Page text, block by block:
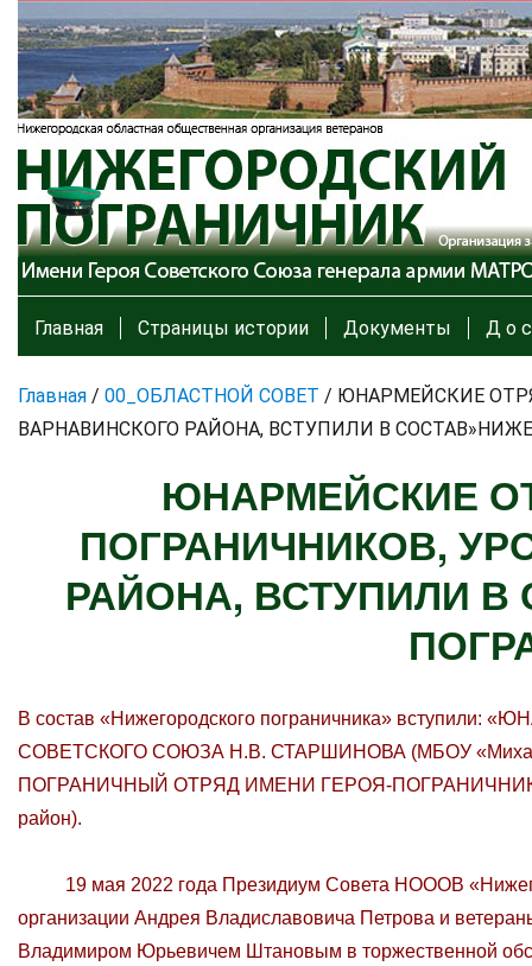
Главная Страницы истории Документы Д о с
Главная / 00_ОБЛАСТНОЙ СОВЕТ / ЮНАРМЕЙСКИЕ
ВАРНАВИНСКОГО РАЙОНА, ВСТУПИЛИ В
ЮНАРМЕЙСКИЕ
ПОГРАНИЧНИКОВ,
РАЙОНА, ВСТУПИЛИ
В состав «Нижегородского пограничника»
СОВЕТСКОГО СОЮЗА Н.В. СТАРШИНОВА (МБОУ
ПОГРАНИЧНЫЙ ОТРЯД ИМЕНИ ГЕРОЯ-ПОГРАНИЧНИКА
район).
19 мая 2022 года Президиум Совета НОООВ
организации Андрея Владиславовича Петрова и
Владимиром Юрьевичем Штановым в торжественной